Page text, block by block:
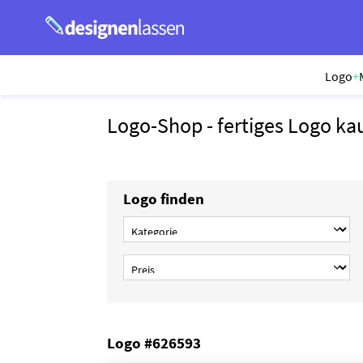
Logo+
Logo-Shop - fertiges Logo
Logo finden
Logo #626593